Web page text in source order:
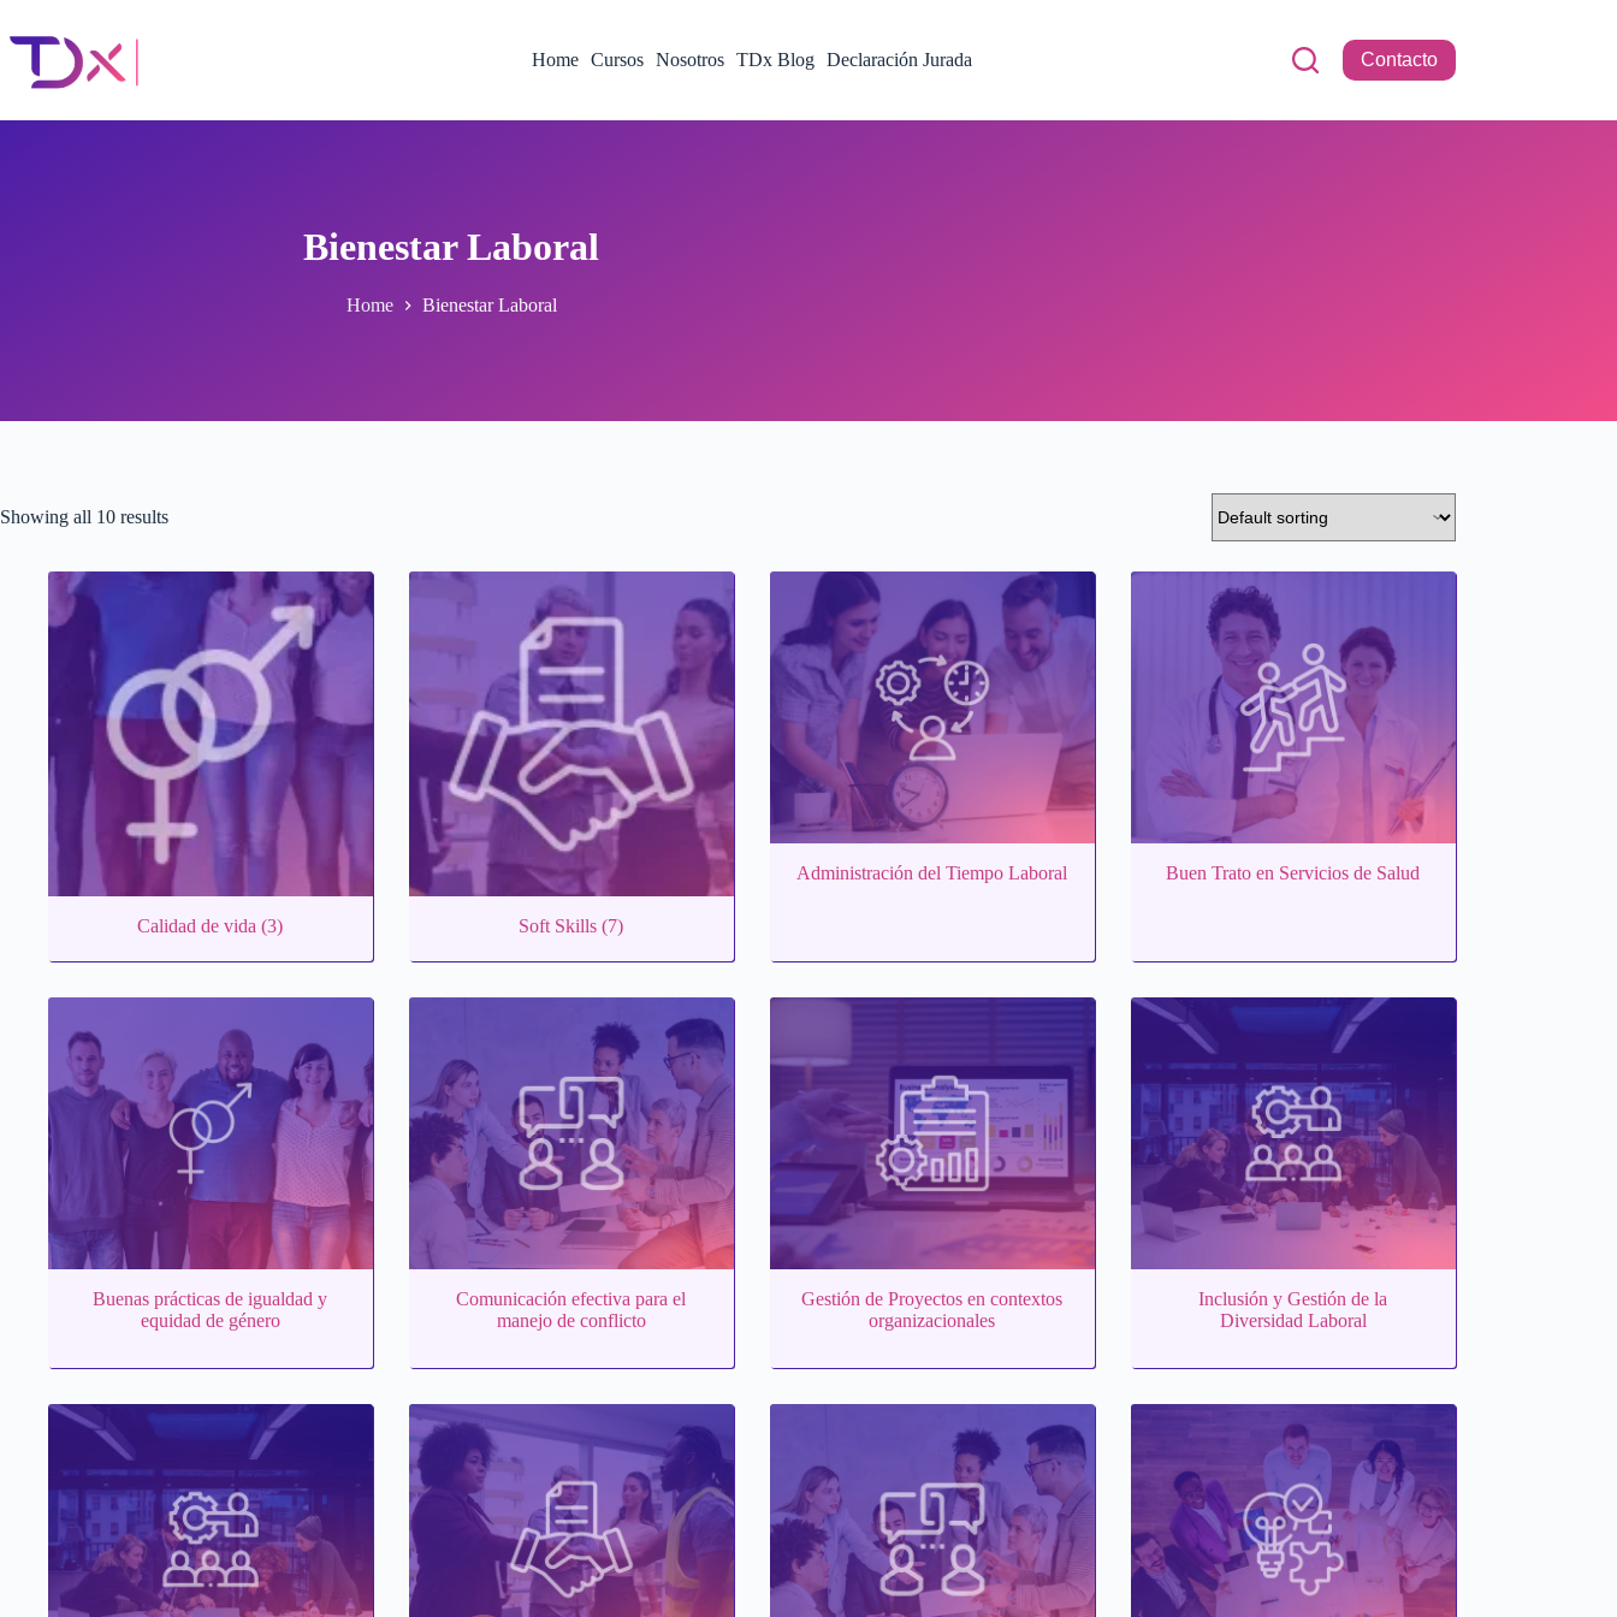
Home Cursos Nosotros TDx Blog Declaración Jurada Contacto
Bienestar Laboral
Home Bienestar Laboral
Showing all 10 results
Calidad de vida(3) Soft Skills(7)
Administración del Tiempo Laboral Buen Trato en Servicios de Salud
Buenas prácticas de igualdad y
equidad de género
Comunicación efectiva para el
manejo de conflicto
Gestión de Proyectos en contextos
organizacionales
Inclusión y Gestión de la
Diversidad Laboral